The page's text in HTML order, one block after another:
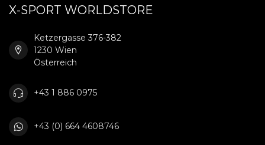
X-SPORT WORLDSTORE
Ketzergasse 376-382
1230 Wien
Österreich
+43 1 886 0975
+43 (0) 664 4608746